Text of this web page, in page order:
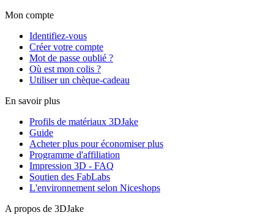
Mon compte
Identifiez-vous
Créer votre compte
Mot de passe oublié ?
Où est mon colis ?
Utiliser un chèque-cadeau
En savoir plus
Profils de matériaux 3DJake
Guide
Acheter plus pour économiser plus
Programme d'affiliation
Impression 3D - FAQ
Soutien des FabLabs
L'environnement selon Niceshops
A propos de 3DJake